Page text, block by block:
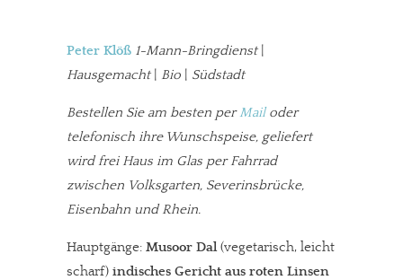
Peter Klöß 1-Mann-Bringdienst|
Hausgemacht| Bio Südstadt
Bestellen Sie am besten perMailoder
telefonisch ihre Wunschspeise, geliefert
wird frei Haus im Glas per Fahrrad
zwischen Volksgarten, Severinsbrücke,
Eisenbahn und Rhein.
Hauptgänge: Musoor Dal(vegetarisch, leicht
scharf) indisches Gericht aus roten Linsen